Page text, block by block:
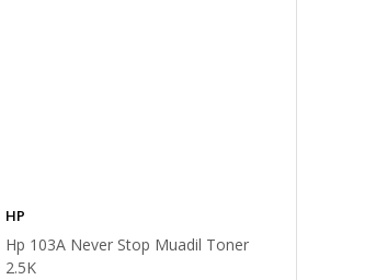
HP
Hp 103A Never Stop Muadil Toner
2.5K